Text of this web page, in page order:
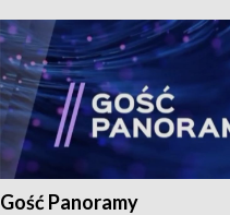
Gość Panoramy